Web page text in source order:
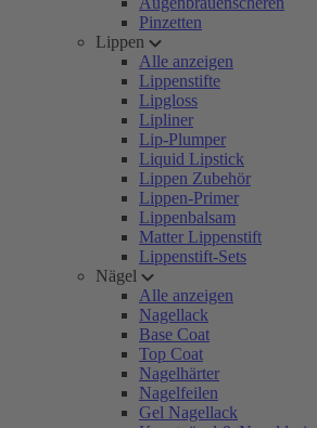
Pinzetten
Lippen
Alle anzeigen
Lippenstifte
Lipgloss
Lipliner
Lip-Plumper
Liquid Lipstick
Lippen Zubehör
Lippen-Primer
Lippenbalsam
Matter Lippenstift
Lippenstift-Sets
Nägel
Alle anzeigen
Nagellack
Base Coat
Top Coat
Nagelhärter
Nagelfeilen
Gel Nagellack